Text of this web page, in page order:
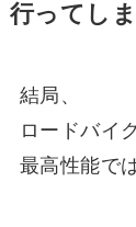
行ってし
結局、
ロードバイ
最高性能で